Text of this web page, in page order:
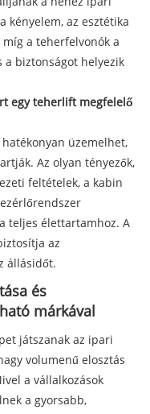
kényelem, az esztétika
a teherfelvonók a
a biztonságot helyezik
egy teherlift megfelelő
üzemelhet,
Az olyan tényezők,
feltételek, a kabin
teljes élettartamhoz. A
az
állásidőt.
és
márkával
játszanak az ipari
volumenű elosztás
a vállalkozások
a gyorsabb,